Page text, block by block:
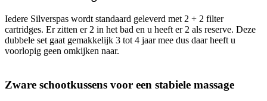
Iedere Silverspas wordt standaard geleverd met 2 + 2 filter
cartridges. Er zitten er 2 in het bad en u heeft er 2 als reserve. Deze
dubbele set gaat gemakkelijk 3 tot 4 jaar mee dus daar heeft u
voorlopig geen omkijken naar.
Zware schootkussens voor een stabiele massage